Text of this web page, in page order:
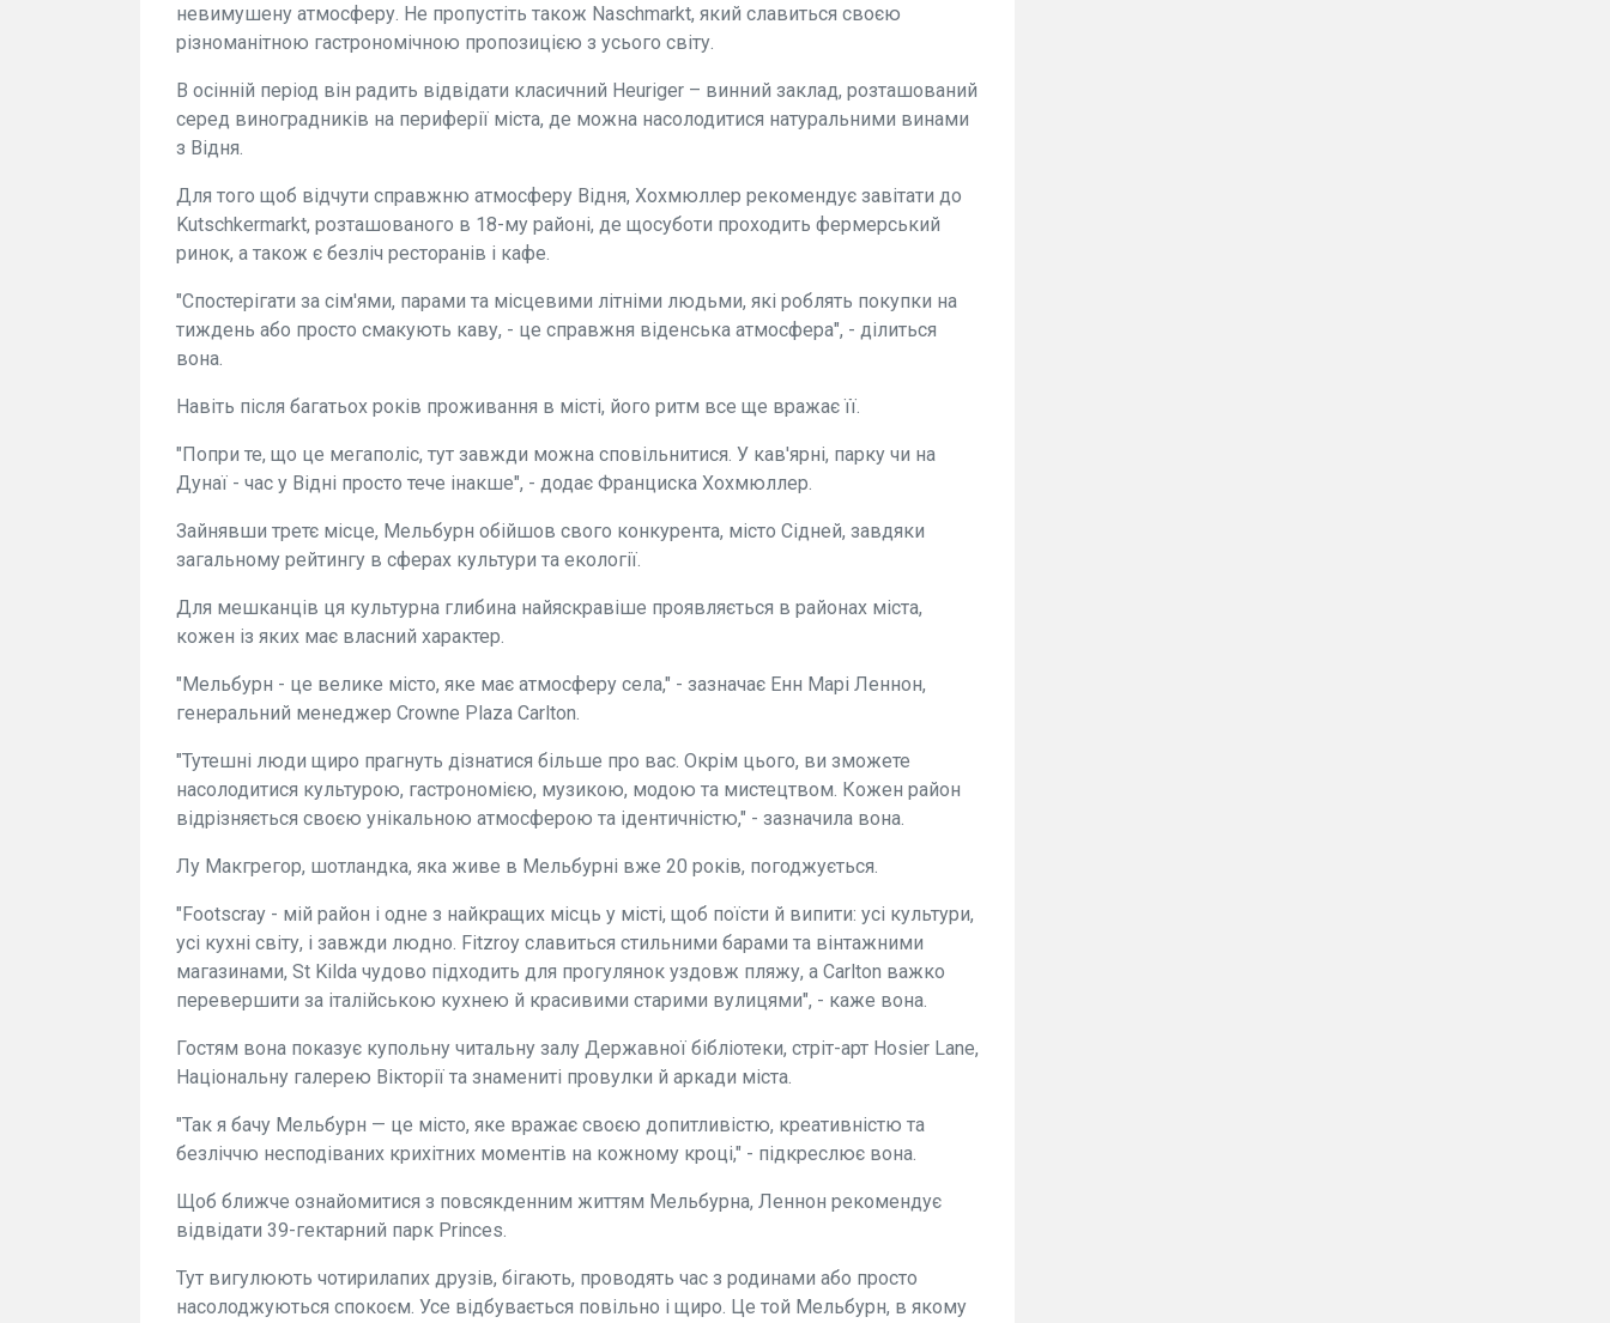
невимушену атмосферу. Не пропустіть також Naschmarkt, який славиться своєю
різноманітною гастрономічною пропозицією з усього світу.
В осінній період він радить відвідати класичний Heuriger – винний заклад, розташований
серед виноградників на периферії міста, де можна насолодитися натуральними винами
з Відня.
Для того щоб відчути справжню атмосферу Відня, Хохмюллер рекомендує завітати до
Kutschkermarkt, розташованого в 18-му районі, де щосуботи проходить фермерський
ринок, а також є безліч ресторанів і кафе.
"Спостерігати за сім'ями, парами та місцевими літніми людьми, які роблять покупки на
тиждень або просто смакують каву, - це справжня віденська атмосфера", - ділиться
вона.
Навіть після багатьох років проживання в місті, його ритм все ще вражає її.
"Попри те, що це мегаполіс, тут завжди можна сповільнитися. У кав'ярні, парку чи на
Дунаї - час у Відні просто тече інакше", - додає Франциска Хохмюллер.
Зайнявши третє місце, Мельбурн обійшов свого конкурента, місто Сідней, завдяки
загальному рейтингу в сферах культури та екології.
Для мешканців ця культурна глибина найяскравіше проявляється в районах міста,
кожен із яких має власний характер.
"Мельбурн - це велике місто, яке має атмосферу села," - зазначає Енн Марі Леннон,
генеральний менеджер Crowne Plaza Carlton.
"Тутешні люди щиро прагнуть дізнатися більше про вас. Окрім цього, ви зможете
насолодитися культурою, гастрономією, музикою, модою та мистецтвом. Кожен район
відрізняється своєю унікальною атмосферою та ідентичністю," - зазначила вона.
Лу Макгрегор, шотландка, яка живе в Мельбурні вже 20 років, погоджується.
"Footscray - мій район і одне з найкращих місць у місті, щоб поїсти й випити: усі культури,
усі кухні світу, і завжди людно. Fitzroy славиться стильними барами та вінтажними
магазинами, St Kilda чудово підходить для прогулянок уздовж пляжу, а Carlton важко
перевершити за італійською кухнею й красивими старими вулицями", - каже вона.
Гостям вона показує купольну читальну залу Державної бібліотеки, стріт-арт Hosier Lane,
Національну галерею Вікторії та знамениті провулки й аркади міста.
"Так я бачу Мельбурн — це місто, яке вражає своєю допитливістю, креативністю та
безліччю несподіваних крихітних моментів на кожному кроці," - підкреслює вона.
Щоб ближче ознайомитися з повсякденним життям Мельбурна, Леннон рекомендує
відвідати 39-гектарний парк Princes.
Тут вигулюють чотирилапих друзів, бігають, проводять час з родинами або просто
насолоджуються спокоєм. Усе відбувається повільно і щиро. Це той Мельбурн, в якому